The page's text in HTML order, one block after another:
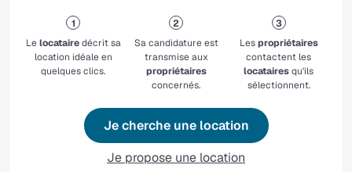
Lelocatairedécrit sa
location idéale en
quelques clics.
Sa candidature est
transmise aux
propriétaires
concernés.
Lespropriétaires
contactent les
locatairesqu'ils
sélectionnent.
Je cherche une location
Je propose une location